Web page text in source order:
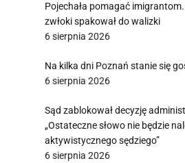
Pojechała pomagać
zwłoki spakował do walizki
6 sierpnia 2026
Na kilka dni Poznań stanie się
6 sierpnia 2026
Sąd zablokował decyzję
„Ostateczne słowo nie będzie
aktywistycznego sędziego”
6 sierpnia 2026